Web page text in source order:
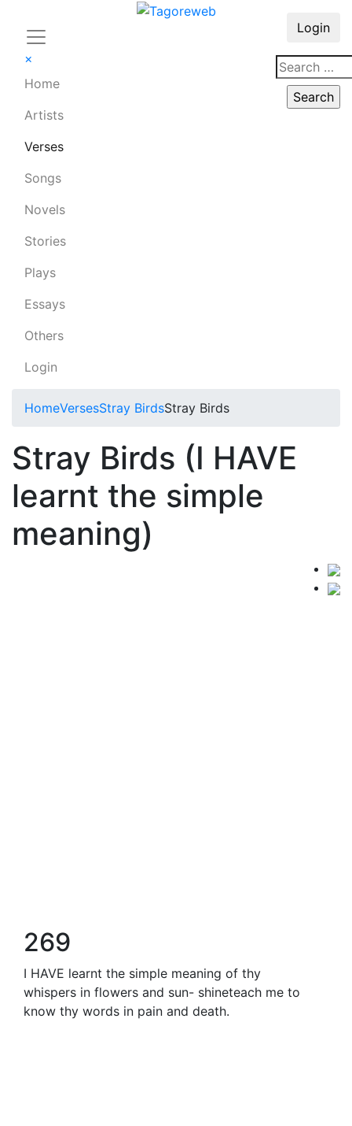
×
Home
Artists
Verses
Songs
Novels
Stories
Plays
Essays
Others
Login
Login
HomeVersesStray BirdsStray Birds
Stray Birds (I HAVE
learnt the simple
meaning)
269
I HAVE learnt the simple meaning of thy
whispers in flowers and sun- shineteach me to
know thy words in pain and death.